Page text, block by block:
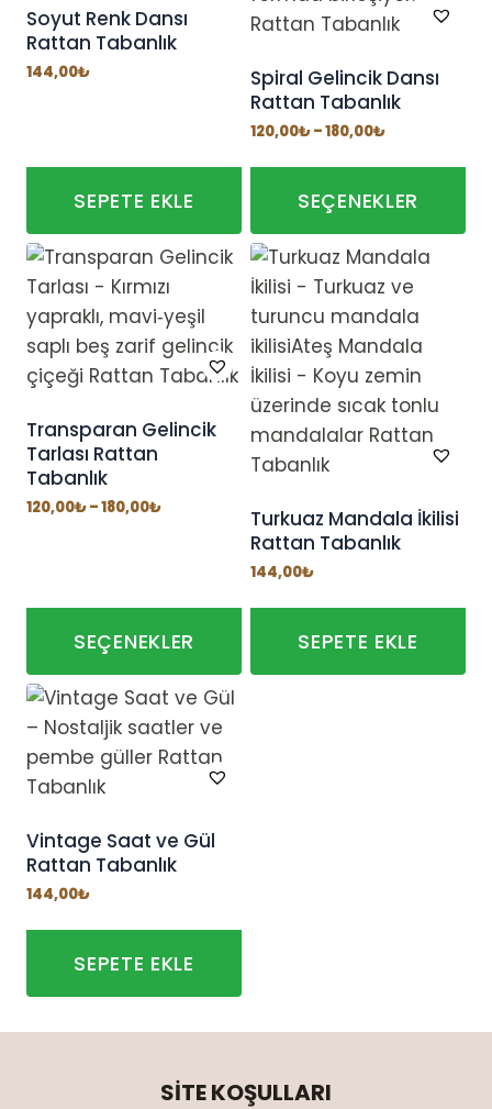
var.
Seçenekler
ürün
var.
ürün
sayfasından
seçilebilir
Soyut Renk Dansı
Rattan Tabanlık
144,00₺
SEPETE EKLE
Spiral Gelincik Dansı
Rattan Tabanlık
120,00₺–180,00₺Fiyat
120,00₺
180,00₺
SEÇENEKLER
Bu
ürünün
birden
fazla
varyasyonu
var.
Seçenekler
ürün
seçilebilir
Transparan Gelincik
Tarlası Rattan
Tabanlık
120,00₺–180,00₺Fiyat
SEÇENEKLER
Bu
ürünün
birden
fazla
var.
Seçenekler
ürün
sayfasından
seçilebilir
Turkuaz Mandala İkilisi
Rattan Tabanlık
144,00₺
SEPETE EKLE
Vintage Saat ve Gül
Rattan Tabanlık
144,00₺
SEPETE EKLE
SİTE KOŞULLARI